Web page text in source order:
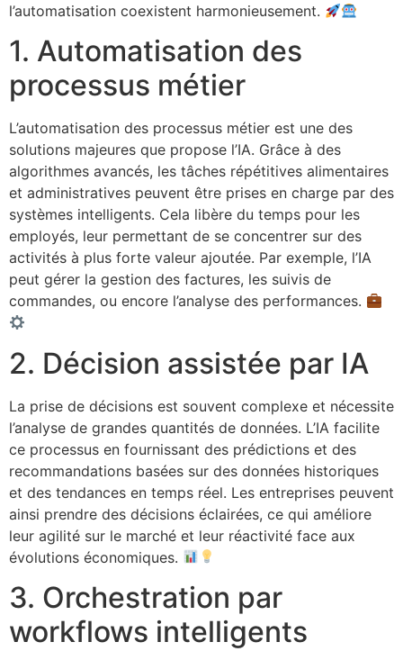
l’automatisation coexistent harmonieusement.
1. Automatisation des
processus métier
L’automatisation des processus métier est une des
solutions majeures que propose l’IA. Grâce à des
algorithmes avancés, les tâches répétitives alimentaires
et administratives peuvent être prises en charge par des
systèmes intelligents. Cela libère du temps pour les
employés, leur permettant de se concentrer sur des
activités à plus forte valeur ajoutée. Par exemple, l’IA
peut gérer la gestion des factures, les suivis de
commandes, ou encore l’analyse des performances.
2. Décision assistée par IA
La prise de décisions est souvent complexe et nécessite
l’analyse de grandes quantités de données. L’IA facilite
ce processus en fournissant des prédictions et des
recommandations basées sur des données historiques
et des tendances en temps réel. Les entreprises peuvent
ainsi prendre des décisions éclairées, ce qui améliore
leur agilité sur le marché et leur réactivité face aux
évolutions économiques.
3. Orchestration par
workflows intelligents